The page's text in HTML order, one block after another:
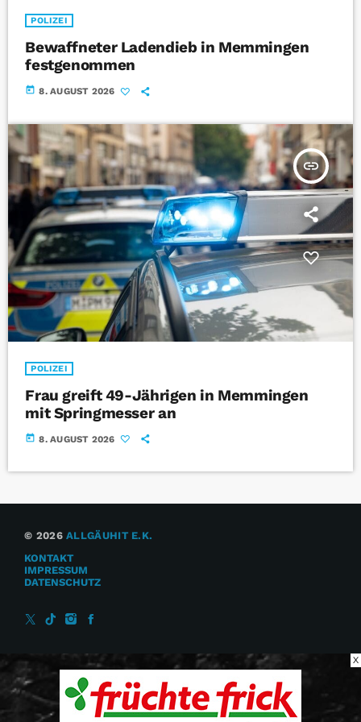
POLIZEI
Bewaffneter Ladendieb in Memmingen
festgenommen
today 8. AUGUST 2026
insert_link
POLIZEI
Frau greift 49-Jährigen in Memmingen
mit Springmesser an
today 8. AUGUST 2026
© 2026ALLGÄUHIT E.K.
KONTAKT
IMPRESSUM
DATENSCHUTZ
X